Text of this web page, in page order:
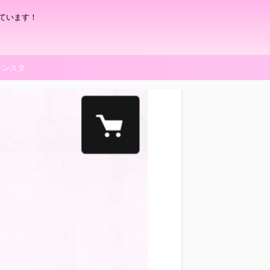
います！
スタ